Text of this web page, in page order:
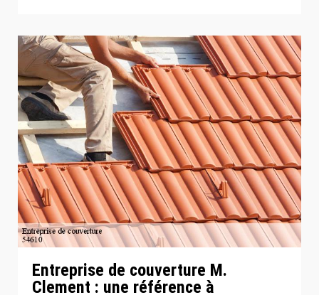
Entreprise de couverture M.
Clement : une référence à